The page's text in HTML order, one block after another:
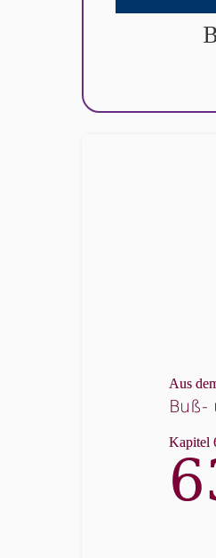
Aus
Buß-
Kapitel